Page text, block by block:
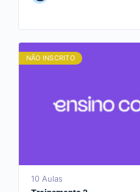
NÃO INSCRITO
10 Aulas